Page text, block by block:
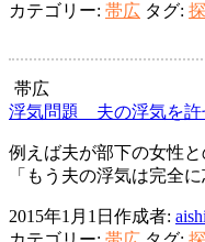
カテゴリー: 帯広 タグ:
帯広
浮気問題 夫の浮気を許
例えば夫が部下の女性
「もう夫の浮気は完全
2015年1月1日 作成者: